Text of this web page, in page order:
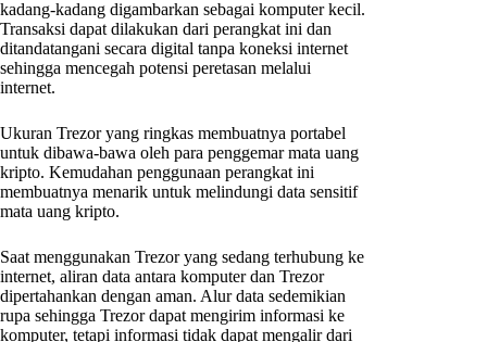
kadang-kadang digambarkan sebagai komputer kecil.
Transaksi dapat dilakukan dari perangkat ini dan
ditandatangani secara digital tanpa koneksi internet
sehingga mencegah potensi peretasan melalui
internet.
Ukuran Trezor yang ringkas membuatnya portabel
untuk dibawa-bawa oleh para penggemar mata uang
kripto. Kemudahan penggunaan perangkat ini
membuatnya menarik untuk melindungi data sensitif
mata uang kripto.
Saat menggunakan Trezor yang sedang terhubung ke
internet, aliran data antara komputer dan Trezor
dipertahankan dengan aman. Alur data sedemikian
rupa sehingga Trezor dapat mengirim informasi ke
komputer, tetapi informasi tidak dapat mengalir dari